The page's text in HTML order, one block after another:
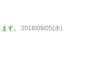
す。
2018/09/05(水)